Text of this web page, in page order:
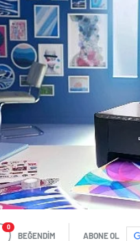
0
BEĞENDİM ABONE OL